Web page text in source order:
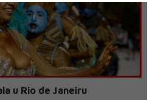
u Rio de Janeiru